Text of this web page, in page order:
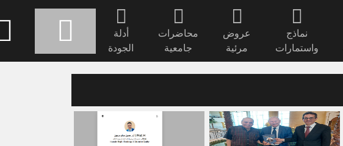
نماذج
واستمارات
عروض
مرئية
محاضرات
جامعية
أدلة
الجودة